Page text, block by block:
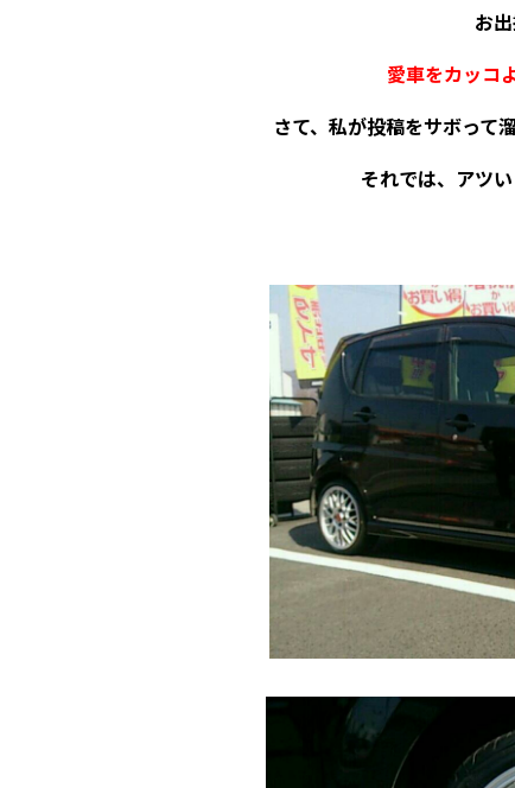
お
愛車をカッコ
さて、私が投稿をサボって
それでは、アツ